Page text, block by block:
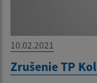
10.02.2021
Zrušenie TP